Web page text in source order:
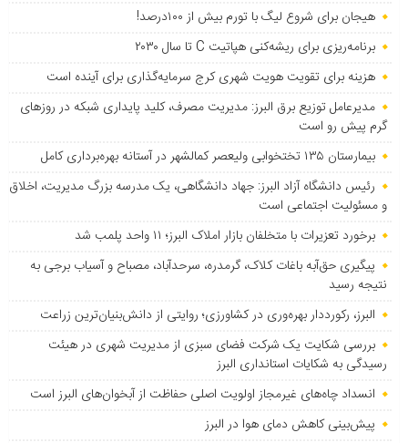
هیجان برای شروع لیگ با تورم بیش از ۱۰۰درصد!
برنامه‌ریزی برای ریشه‌کنی هپاتیت C تا سال ۲۰۳۰
هزینه برای تقویت هویت شهری کرج سرمایه‌گذاری برای آینده است
مدیرعامل توزیع برق البرز: مدیریت مصرف، کلید پایداری شبکه در روزهای
گرم پیش رو است
بیمارستان ۱۳۵ تختخوابی ولیعصر کمالشهر در آستانه بهره‌برداری کامل
رئیس دانشگاه آزاد البرز: جهاد دانشگاهی، یک مدرسه بزرگ مدیریت، اخلاق
و مسئولیت اجتماعی است
برخورد تعزیرات با متخلفان بازار املاک البرز؛ ۱۱ واحد پلمب شد
پیگیری حق‌آبه باغات کلاک، گرمدره، سرحدآباد، مصباح و آسیاب برجی به
نتیجه رسید
البرز، رکورددار بهره‌وری در کشاورزی؛ روایتی از دانش‌بنیان‌ترین زراعت
بررسی شکایت یک شرکت فضای سبزی از مدیریت شهری در هیئت
رسیدگی به شکایات استانداری البرز
انسداد چاه‌های غیرمجاز اولویت اصلی حفاظت از آبخوان‌های البرز است
پیش‌بینی کاهش دمای هوا در البرز